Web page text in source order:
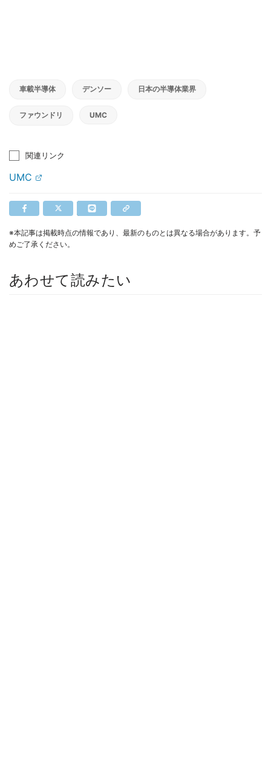
車載半導体 デンソー 日本の半導体業界
ファウンドリ UMC
関連リンク
UMC
※本記事は掲載時点の情報であり、最新のものとは異なる場合があります。予
めご了承ください。
あわせて読みたい